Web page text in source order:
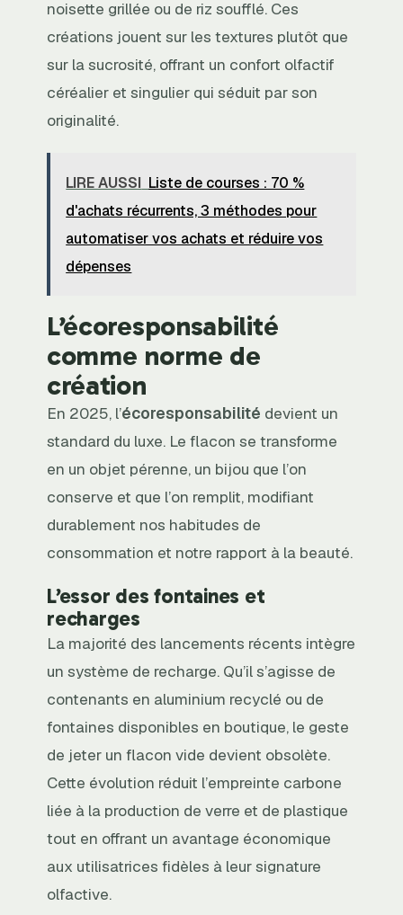
noisette grillée ou de riz soufflé. Ces
créations jouent sur les textures plutôt que
sur la sucrosité, offrant un confort olfactif
céréalier et singulier qui séduit par son
originalité.
LIRE AUSSI Liste de courses : 70 %
d'achats récurrents, 3 méthodes pour
automatiser vos achats et réduire vos
dépenses
L’écoresponsabilité
comme norme de
création
En 2025, l’écoresponsabilité devient un
standard du luxe. Le flacon se transforme
en un objet pérenne, un bijou que l’on
conserve et que l’on remplit, modifiant
durablement nos habitudes de
consommation et notre rapport à la beauté.
L’essor des fontaines et
recharges
La majorité des lancements récents intègre
un système de recharge. Qu’il s’agisse de
contenants en aluminium recyclé ou de
fontaines disponibles en boutique, le geste
de jeter un flacon vide devient obsolète.
Cette évolution réduit l’empreinte carbone
liée à la production de verre et de plastique
tout en offrant un avantage économique
aux utilisatrices fidèles à leur signature
olfactive.